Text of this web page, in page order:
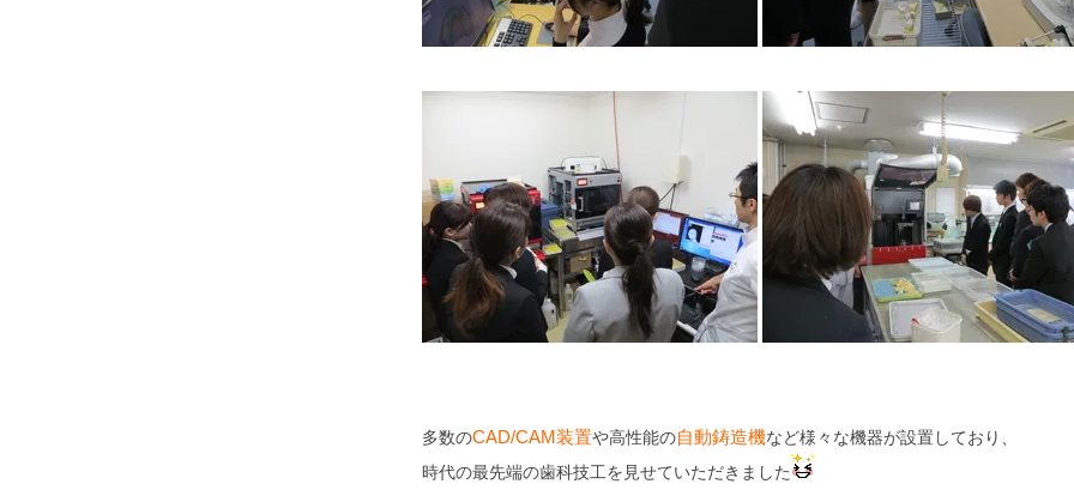
多数のCAD/CAM装置や高性能の自動鋳造機など様々な機器が設置しており、
時代の最先端の歯科技工を見せていただきました